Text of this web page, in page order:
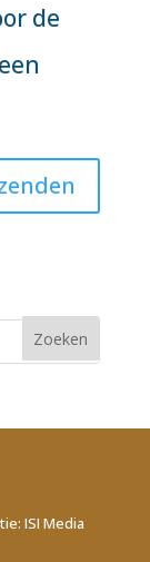
de
ISI Media